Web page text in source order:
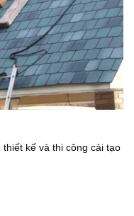
kế và thi công cải tạo